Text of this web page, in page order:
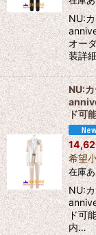
NU:
オー
装詳
NU:
ド可
希望
在庫
NU:
ド可
内…